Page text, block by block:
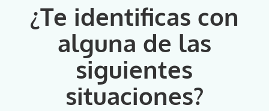
¿Te identificas con
alguna de las
siguientes
situaciones?